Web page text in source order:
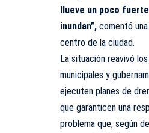
llueve un poco
inundan”, comentó
centro de la ciudad.
La situación reavivó
municipales y
ejecuten planes de
que garanticen una
problema que, según